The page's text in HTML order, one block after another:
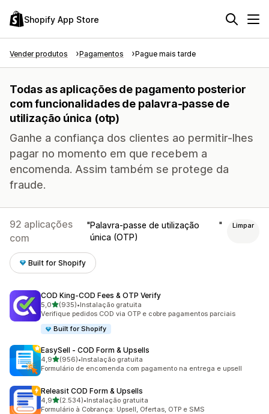
Shopify App Store
Vender produtos Pagamentos Pague mais tarde
Todas as aplicações de pagamento posterior
com funcionalidades de palavra-passe de
utilização única (otp)
Ganhe a confiança dos clientes ao permitir-lhes
pagar no momento em que recebem a
encomenda. Assim também se protege da
fraude.
92 aplicações
com
Palavra-passe de utilização
única (OTP)
Limpar
Built for Shopify
COD King‑COD Fees & OTP Verify
5,0de 5 estrelas
(935)
935 total de avaliações
•Instalação gratuita
Verifique pedidos COD via OTP e cobre pagamentos parciais
Built for Shopify
EasySell ‑ COD Form & Upsells
4,9de 5 estrelas
(956)
956 total de avaliações
•Instalação gratuita
Formulário de encomenda com pagamento na entrega e upsell
Releasit COD Form & Upsells
4,9de 5 estrelas
(2.534)
2534 total de avaliações
•Instalação gratuita
Formulário à Cobrança: Upsell, Ofertas, OTP e SMS